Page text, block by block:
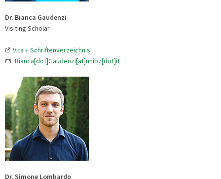
Dr. Bianca Gaudenzi
Visiting Scholar
Vita + Schriftenverzeichnis
Bianca[dot]Gaudenzi[at]unibz[dot]it
Dr. Simone Lombardo